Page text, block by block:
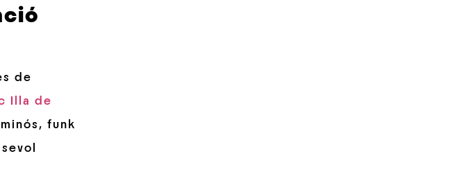
de
Illa de
funk